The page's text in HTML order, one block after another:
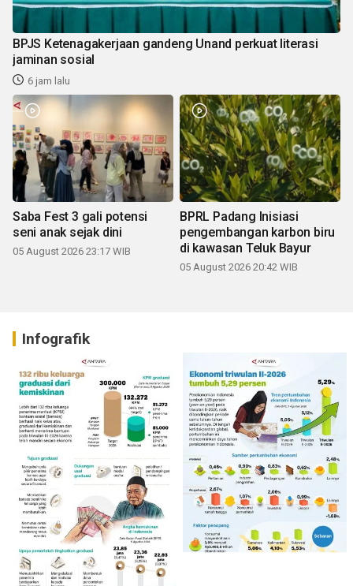
BPJS Ketenagakerjaan gandeng Unand perkuat literasi
jaminan sosial
6 jam lalu
Saba Fest 3 gali potensi
seni anak sejak dini
05 August 2026 23:17 WIB
BPRL Padang Inisiasi
pengembangan karbon biru
di kawasan Teluk Bayur
05 August 2026 20:42 WIB
Infografik